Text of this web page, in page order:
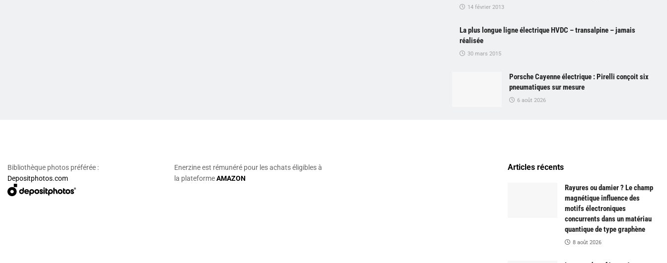
14 février 2013
La plus longue ligne électrique HVDC – transalpine – jamais
réalisée
30 mars 2015
Porsche Cayenne électrique : Pirelli conçoit six
pneumatiques sur mesure
6 août 2026
Bibliothèque photos préférée :
Depositphotos.com
Enerzine est rémunéré pour les achats éligibles à
la plateformeAMAZON
Articles récents
Rayures ou damier ? Le champ
magnétique influence des
motifs électroniques
concurrents dans un matériau
quantique de type graphène
8 août 2026